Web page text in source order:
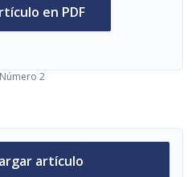
en PDF
Número 2
artículo